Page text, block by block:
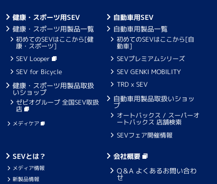
健康・スポーツ用SEV
健康・スポーツ用製品一覧
初めてのSEVはここから[健
康・スポーツ]
SEV Looper
SEV for Bicycle
健康・スポーツ用製品取扱
いショップ
ゼビオグループ 全国SEV取扱
店
メディケア
自動車用SEV
自動車用製品一覧
初めてのSEVはここから[自
動車]
SEVプレミアムシリーズ
SEV GENKI MOBILITY
TRD x SEV
自動車用製品取扱いショッ
プ
オートバックス / スーパーオ
ートバックス 店舗検索
SEVフェア開催情報
SEVとは？
メディア情報
新製品情報
会社概要
Q＆A よくあるお問い合わ
せ